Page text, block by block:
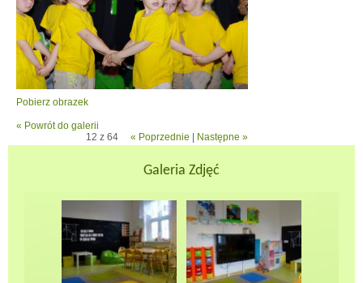
Pobierz obrazek
« Powrót do galerii
12 z 64
« Poprzednie | Następne »
Galeria Zdjęć